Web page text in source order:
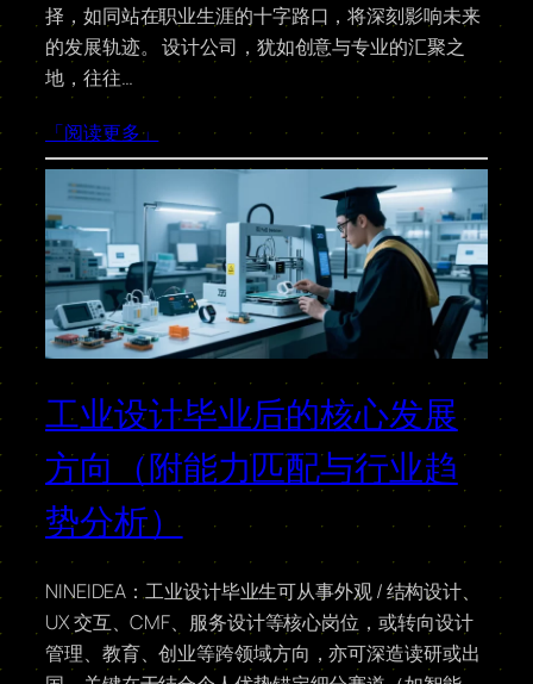
择，如同站在职业生涯的十字路口，将深刻影响未来
的发展轨迹。 设计公司，犹如创意与专业的汇聚之
地，往往…
「阅读更多」
工业设计毕业后的核心发展
方向（附能力匹配与行业趋
势分析）
NINEIDEA：工业设计毕业生可从事外观 / 结构设计、
UX 交互、CMF、服务设计等核心岗位，或转向设计
管理、教育、创业等跨领域方向，亦可深造读研或出